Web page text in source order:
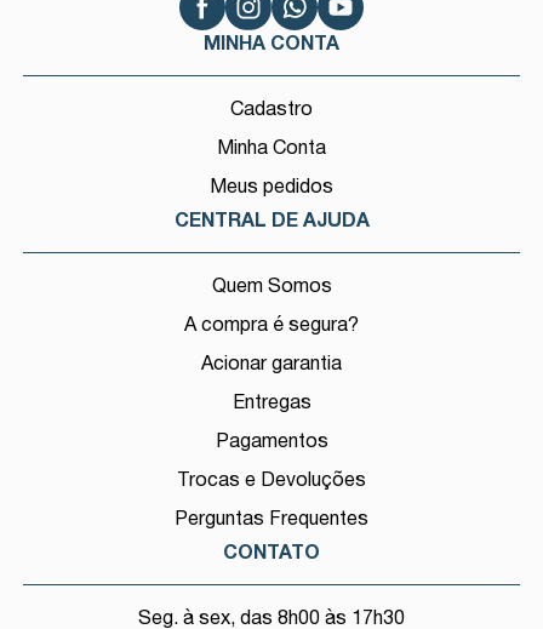
MINHA CONTA
Cadastro
Minha Conta
Meus pedidos
CENTRAL DE AJUDA
Quem Somos
A compra é segura?
Acionar garantia
Entregas
Pagamentos
Trocas e Devoluções
Perguntas Frequentes
CONTATO
Seg. à sex, das 8h00 às 17h30